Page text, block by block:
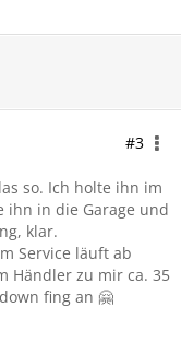
#3
so. Ich holte ihn im
ihn in die Garage und
klar.
Service läuft ab
Händler zu mir ca. 35
fing an 🤗